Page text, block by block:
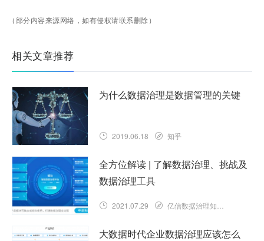
（部分内容来源网络，如有侵权请联系删除）
相关文章推荐
为什么数据治理是数据管理的关键
2019.06.18 知乎
全方位解读 | 了解数据治理、挑战及
数据治理工具
2021.07.29 亿信数据治理知识库
大数据时代企业数据治理应该怎么